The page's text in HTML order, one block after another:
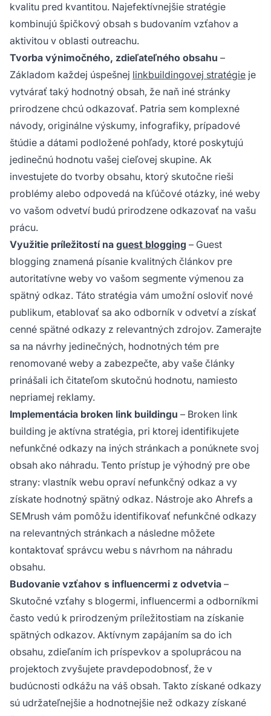
kvalitu pred kvantitou. Najefektívnejšie stratégie
kombinujú špičkový obsah s budovaním vzťahov a
aktivitou v oblasti outreachu.
Tvorba výnimočného, zdieľateľného obsahu –
Základom každej úspešnej linkbuildingovej stratégie je
vytvárať taký hodnotný obsah, že naň iné stránky
prirodzene chcú odkazovať. Patria sem komplexné
návody, originálne výskumy, infografiky, prípadové
štúdie a dátami podložené pohľady, ktoré poskytujú
jedinečnú hodnotu vašej cieľovej skupine. Ak
investujete do tvorby obsahu, ktorý skutočne rieši
problémy alebo odpovedá na kľúčové otázky, iné weby
vo vašom odvetví budú prirodzene odkazovať na vašu
prácu.
Využitie príležitostí na guest blogging – Guest
blogging znamená písanie kvalitných článkov pre
autoritatívne weby vo vašom segmente výmenou za
spätný odkaz. Táto stratégia vám umožní osloviť nové
publikum, etablovať sa ako odborník v odvetví a získať
cenné spätné odkazy z relevantných zdrojov. Zamerajte
sa na návrhy jedinečných, hodnotných tém pre
renomované weby a zabezpečte, aby vaše články
prinášali ich čitateľom skutočnú hodnotu, namiesto
nepriamej reklamy.
Implementácia broken link buildingu – Broken link
building je aktívna stratégia, pri ktorej identifikujete
nefunkčné odkazy na iných stránkach a ponúknete svoj
obsah ako náhradu. Tento prístup je výhodný pre obe
strany: vlastník webu opraví nefunkčný odkaz a vy
získate hodnotný spätný odkaz. Nástroje ako Ahrefs a
SEMrush vám pomôžu identifikovať nefunkčné odkazy
na relevantných stránkach a následne môžete
kontaktovať správcu webu s návrhom na náhradu
obsahu.
Budovanie vzťahov s influencermi z odvetvia –
Skutočné vzťahy s blogermi, influencermi a odborníkmi
často vedú k prirodzeným príležitostiam na získanie
spätných odkazov. Aktívnym zapájaním sa do ich
obsahu, zdieľaním ich príspevkov a spoluprácou na
projektoch zvyšujete pravdepodobnosť, že v
budúcnosti odkážu na váš obsah. Takto získané odkazy
sú udržateľnejšie a hodnotnejšie než odkazy získané